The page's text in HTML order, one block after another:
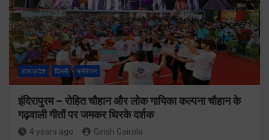
उत्तरप्रदेश दिल्ली मनोरंजन
इंदिरापुरम – रोहित चौहान और लोक गायिका कल्पना चौहान के
गढ़वाली गीतों पर जमकर थिरके दर्शक
4 years ago Girish Gairola